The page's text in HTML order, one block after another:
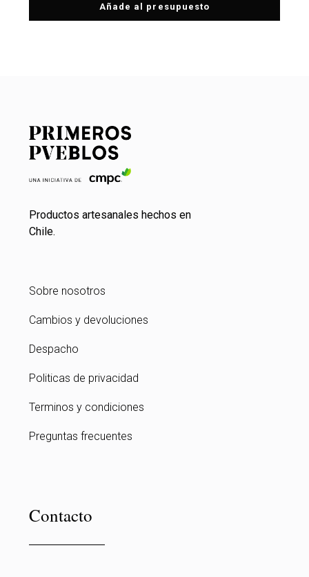
Añade al presupuesto
Productos artesanales hechos en
Chile.
Sobre nosotros
Cambios y devoluciones
Despacho
Politicas de privacidad
Terminos y condiciones
Preguntas frecuentes
Contacto